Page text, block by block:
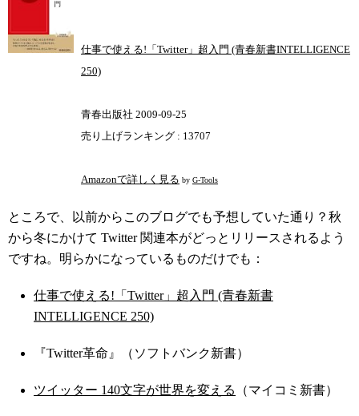
仕事で使える!「Twitter」超入門 (青春新書INTELLIGENCE
250)
青春出版社 2009-09-25
売り上げランキング : 13707
Amazonで詳しく見る by G-Tools
ところで、以前からこのブログでも予想していた通り？秋
から冬にかけて Twitter 関連本がどっとリリースされるよう
ですね。明らかになっているものだけでも：
仕事で使える!「Twitter」超入門 (青春新書
INTELLIGENCE 250)
『Twitter革命』（ソフトバンク新書）
ツイッター 140文字が世界を変える （マイコミ新書）